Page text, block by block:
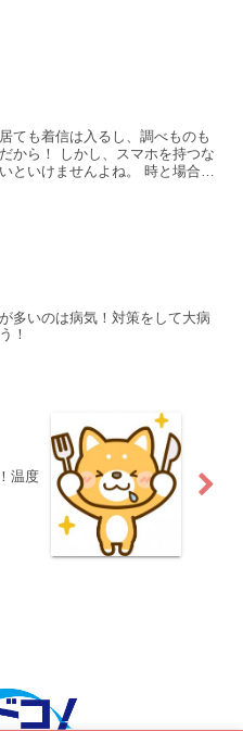
ても着信は入るし、調べものも
から！ しかし、スマホを持つな
といけませんよね。 時と場合に
多いのは病気！対策をして大病
！
温度